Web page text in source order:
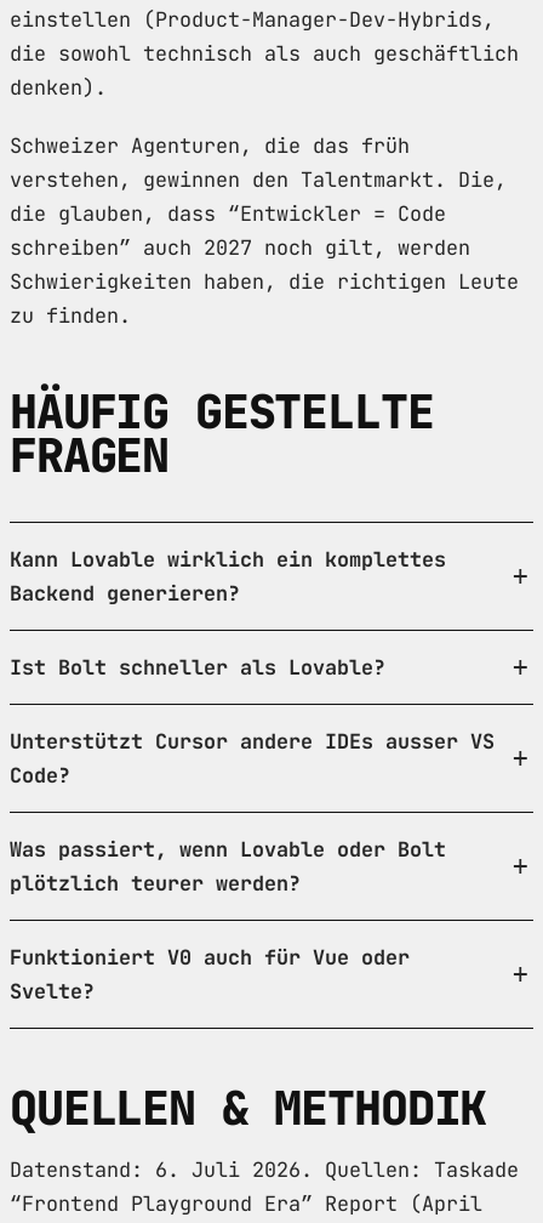
einstellen (Product-Manager-Dev-Hybrids,
die sowohl technisch als auch geschäftlich
denken).
Schweizer Agenturen, die das früh
verstehen, gewinnen den Talentmarkt. Die,
die glauben, dass “Entwickler = Code
schreiben” auch 2027 noch gilt, werden
Schwierigkeiten haben, die richtigen Leute
zu finden.
HÄUFIG GESTELLTE
FRAGEN
Kann Lovable wirklich ein komplettes
Backend generieren?
Ist Bolt schneller als Lovable?
Unterstützt Cursor andere IDEs ausser VS
Code?
Was passiert, wenn Lovable oder Bolt
plötzlich teurer werden?
Funktioniert V0 auch für Vue oder
Svelte?
QUELLEN & METHODIK
Datenstand: 6. Juli 2026. Quellen: Taskade
“Frontend Playground Era” Report (April